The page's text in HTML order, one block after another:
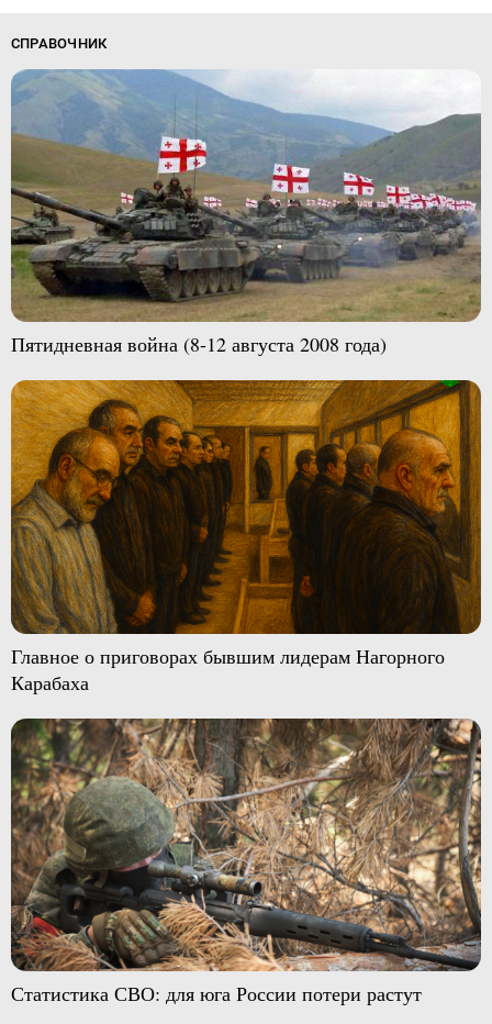
СПРАВОЧНИК
Пятидневная война (8-12 августа 2008 года)
Главное о приговорах бывшим лидерам Нагорного
Карабаха
Статистика СВО: для юга России потери растут